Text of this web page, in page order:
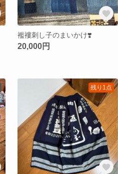
襤褸刺し子のまいかけ❣️
20,000円
残り1点